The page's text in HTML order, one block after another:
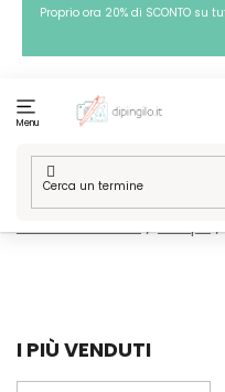
PassaProprio ora 20% di SCONTO
Menu
I PIÙ VENDUTI